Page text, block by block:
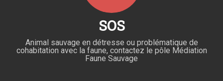
SOS
Animal sauvage en détresse ou problématique de
cohabitation avec la faune, contactez le pôle Médiation
Faune Sauvage